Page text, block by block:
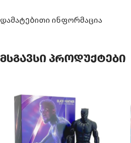
დამატებითი ინფორმაცია
მსგავსი პროდუქტები